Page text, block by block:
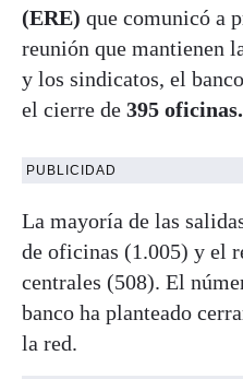
(ERE) que comunicó a
reunión que mantienen
y los sindicatos, el
el cierre de 395 oficinas.
PUBLICIDAD
La mayoría de las
de oficinas (1.005) y el
centrales (508). El
banco ha planteado
la red.